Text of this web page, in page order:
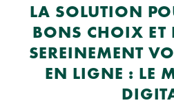
LA SOLUTION
BONS CHOIX ET
SEREINEMENT
EN LIGNE : LE